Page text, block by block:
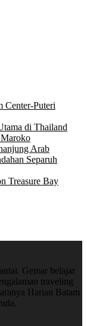
Center-Puteri
di Thailand
Arab
Separuh
Treasure Bay
Gemar belajar
traveling
Harian Batam